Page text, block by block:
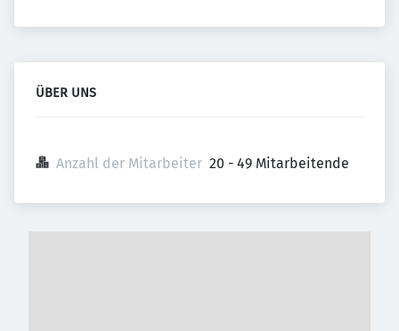
ÜBER UNS
Anzahl der Mitarbeiter 20 - 49 Mitarbeitende